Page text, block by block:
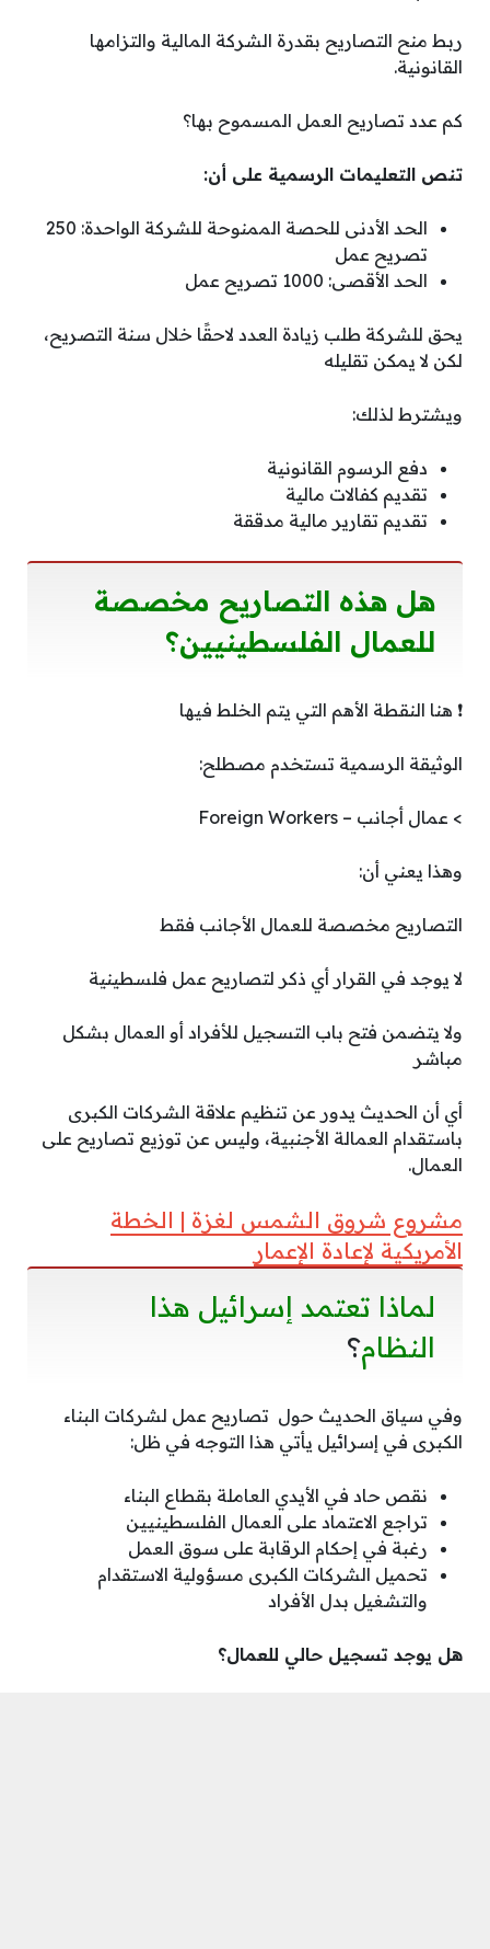
ربط منح التصاريح بقدرة الشركة المالية والتزامها
القانونية.
كم عدد تصاريح العمل المسموح بها؟
تنص التعليمات الرسمية على أن:
الحد الأدنى للحصة الممنوحة للشركة الواحدة: 250
تصريح عمل
الحد الأقصى: 1000 تصريح عمل
يحق للشركة طلب زيادة العدد لاحقًا خلال سنة التصريح،
لكن لا يمكن تقليله
ويشترط لذلك:
دفع الرسوم القانونية
تقديم كفالات مالية
تقديم تقارير مالية مدققة
هل هذه التصاريح مخصصة
للعمال الفلسطينيين؟
❗ هنا النقطة الأهم التي يتم الخلط فيها
الوثيقة الرسمية تستخدم مصطلح:
> عمال أجانب – Foreign Workers
وهذا يعني أن:
التصاريح مخصصة للعمال الأجانب فقط
لا يوجد في القرار أي ذكر لتصاريح عمل فلسطينية
ولا يتضمن فتح باب التسجيل للأفراد أو العمال بشكل
مباشر
أي أن الحديث يدور عن تنظيم علاقة الشركات الكبرى
باستقدام العمالة الأجنبية، وليس عن توزيع تصاريح على
العمال.
مشروع شروق الشمس لغزة | الخطة
الأمريكية لإعادة الإعمار
لماذا تعتمد إسرائيل هذا
النظام؟
وفي سياق الحديث حول تصاريح عمل لشركات البناء
الكبرى في إسرائيل يأتي هذا التوجه في ظل:
نقص حاد في الأيدي العاملة بقطاع البناء
تراجع الاعتماد على العمال الفلسطينيين
رغبة في إحكام الرقابة على سوق العمل
تحميل الشركات الكبرى مسؤولية الاستقدام
والتشغيل بدل الأفراد
هل يوجد تسجيل حالي للعمال؟